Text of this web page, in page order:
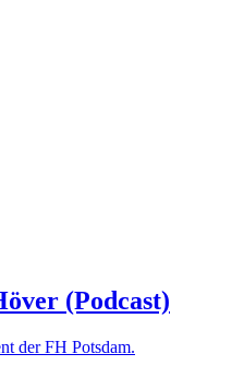
(Podcast)
der FH Potsdam.